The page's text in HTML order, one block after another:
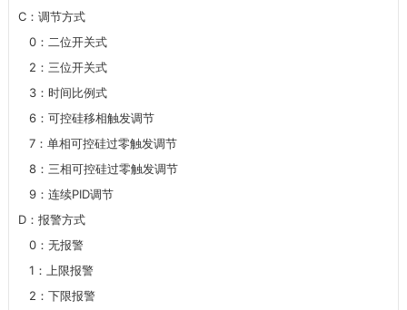
C：调节方式
0：二位开关式
2 ：三位开关式
3：时间比例式
6：可控硅移相触发调节
7：单相可控硅过零触发调节
8：三相可控硅过零触发调节
9：连续PID调节
D：报警方式
0：无报警
1 ：上限报警
2 ：下限报警